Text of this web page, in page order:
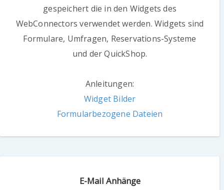
gespeichert die in den Widgets des
WebConnectors verwendet werden. Widgets sind
Formulare, Umfragen, Reservations-Systeme
und der QuickShop.
Anleitungen:
Widget Bilder
Formularbezogene Dateien
E-Mail Anhänge